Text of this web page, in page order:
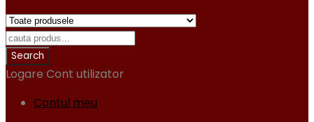
Logare Cont utilizator
Contul meu